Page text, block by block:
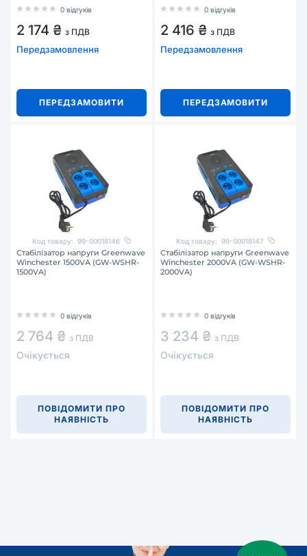
0 відгуків
2 174 ₴ з ПДВ
Передзамовлення
ПЕРЕДЗАМОВИТИ
0 відгуків
2 416 ₴ з ПДВ
Передзамовлення
ПЕРЕДЗАМОВИТИ
Код товару: 99-00018146
Стабілізатор напруги Greenwave
Winchester 1500VA (GW-WSHR-
1500VA)
0 відгуків
2 764 ₴ з ПДВ
Очікується
ПОВІДОМИТИ ПРО
НАЯВНІСТЬ
Код товару: 99-00018147
Стабілізатор напруги Greenwave
Winchester 2000VA (GW-WSHR-
2000VA)
0 відгуків
3 234 ₴ з ПДВ
Очікується
ПОВІДОМИТИ ПРО
НАЯВНІСТЬ